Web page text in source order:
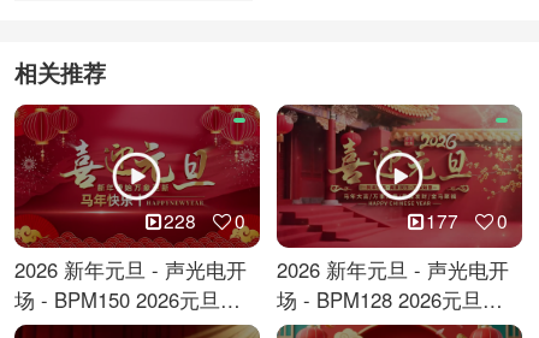
相关推荐
228 0
2026 新年元旦 - 声光电开
场 - BPM150 2026元旦跨
年倒计时
177 0
2026 新年元旦 - 声光电开
场 - BPM128 2026元旦马
年